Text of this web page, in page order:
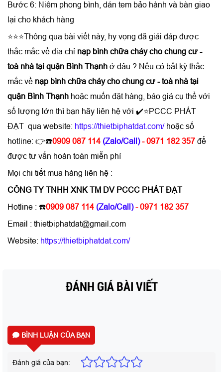
Bước 6: Niêm phong bình, dán tem bảo hành và bàn giao
lại cho khách hàng
⭐⭐⭐Thông qua bài viết này, hy vọng đã giải đáp được
thắc mắc về địa chỉ nạp bình chữa cháy cho chung cư -
toà nhà tại quận Bình Thạnh ở đâu ? Nếu có bất kỳ thắc
mắc về nạp bình chữa cháy cho chung cư - toà nhà tại
quận Bình Thạnh hoặc muốn đặt hàng, báo giá cụ thể với
số lượng lớn thì bạn hãy liên hệ với ✔️⭐PCCC PHÁT
ĐẠT qua website: https://thietbiphatdat.com/hoặc số
hotline: 👉☎️0909 087 114 (Zalo/Call) - 0971 182 357 để
được tư vấn hoàn toàn miễn phí
Mọi chi tiết mua hàng liên hệ :
CÔNG TY TNHH XNK TM DV PCCC PHÁT ĐẠT
Hotline : ☎️0909 087 114 (Zalo/Call) - 0971 182 357
Email : thietbiphatdat@gmail.com
Website: https://thietbiphatdat.com/
ĐÁNH GIÁ BÀI VIẾT
BÌNH LUẬN CỦA BẠN
Đánh giá của bạn: